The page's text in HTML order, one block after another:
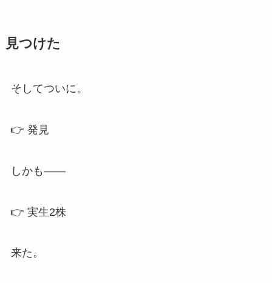
見つけた
そしてついに。
👉 発見
しかも――
👉 実生2株
来た。